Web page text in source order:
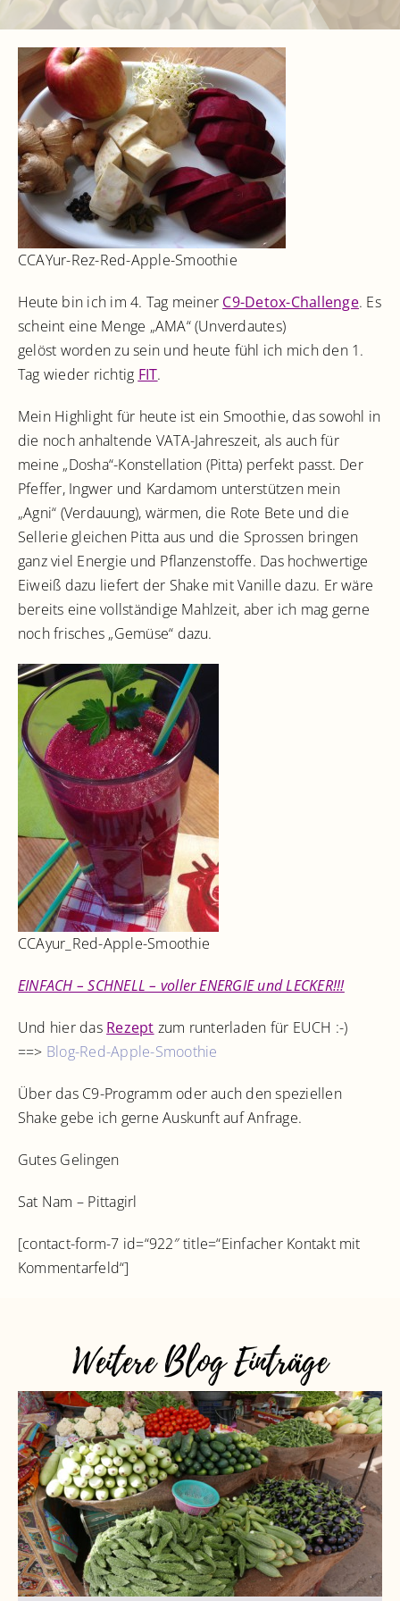
CCAYur-Rez-Red-Apple-Smoothie
Heute bin ich im 4. Tag meiner C9-Detox-Challenge. Es
scheint eine Menge „AMA“ (Unverdautes)
gelöst worden zu sein und heute fühl ich mich den 1.
Tag wieder richtig FIT.
Mein Highlight für heute ist ein Smoothie, das sowohl in
die noch anhaltende VATA-Jahreszeit, als auch für
meine „Dosha“-Konstellation (Pitta) perfekt passt. Der
Pfeffer, Ingwer und Kardamom unterstützen mein
„Agni“ (Verdauung), wärmen, die Rote Bete und die
Sellerie gleichen Pitta aus und die Sprossen bringen
ganz viel Energie und Pflanzenstoffe. Das hochwertige
Eiweiß dazu liefert der Shake mit Vanille dazu. Er wäre
bereits eine vollständige Mahlzeit, aber ich mag gerne
noch frisches „Gemüse“ dazu.
CCAyur_Red-Apple-Smoothie
EINFACH – SCHNELL – voller ENERGIE und LECKER!!!
Und hier das Rezept zum runterladen für EUCH :-)
==> Blog-Red-Apple-Smoothie
Über das C9-Programm oder auch den speziellen
Shake gebe ich gerne Auskunft auf Anfrage.
Gutes Gelingen
Sat Nam – Pittagirl
[contact-form-7 id=“922″ title=“Einfacher Kontakt mit
Kommentarfeld“]
Weitere Blog Einträge